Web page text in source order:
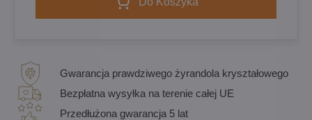
Gwarancja prawdziwego żyrandola kryształowego
Bezpłatna wysyłka na terenie całej UE
Przedłużona gwarancja 5 lat